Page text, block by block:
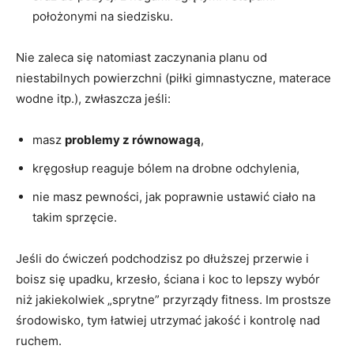
położonymi na siedzisku.
Nie zaleca się natomiast zaczynania planu od
niestabilnych powierzchni (piłki gimnastyczne, materace
wodne itp.), zwłaszcza jeśli:
masz problemy z równowagą,
kręgosłup reaguje bólem na drobne odchylenia,
nie masz pewności, jak poprawnie ustawić ciało na
takim sprzęcie.
Jeśli do ćwiczeń podchodzisz po dłuższej przerwie i
boisz się upadku, krzesło, ściana i koc to lepszy wybór
niż jakiekolwiek „sprytne” przyrządy fitness. Im prostsze
środowisko, tym łatwiej utrzymać jakość i kontrolę nad
ruchem.